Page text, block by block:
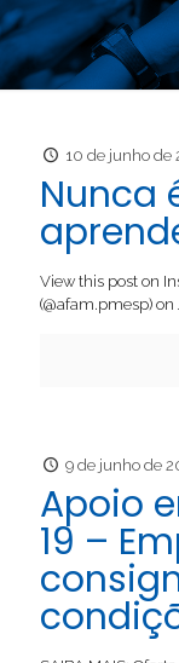
10 de junho de
Nunca
View this post on
(@afam.pmesp)
9 de junho de
Apoio
19 –